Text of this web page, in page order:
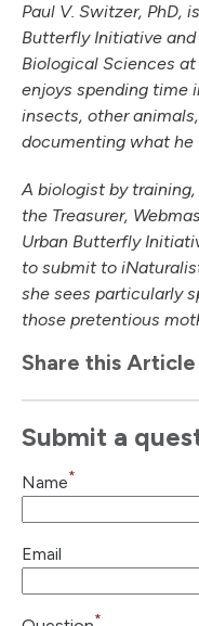
Paul V. Switzer, PhD,
Butterfly Initiative
Biological Sciences
enjoys spending time
insects, other
documenting what he
A biologist by
the Treasurer,
Urban Butterfly
to submit to
she sees particularly
those pretentious
Share this Article
Submit a
Name*
Email
*